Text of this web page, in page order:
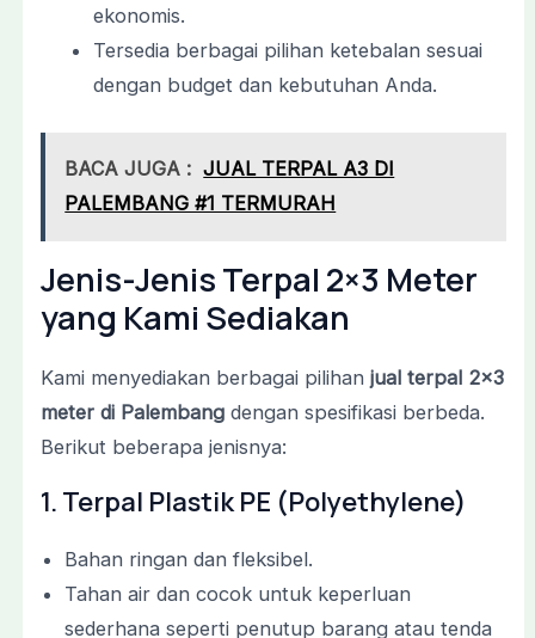
ekonomis.
Tersedia berbagai pilihan ketebalan sesuai
dengan budget dan kebutuhan Anda.
BACA JUGA : JUAL TERPAL A3 DI
PALEMBANG #1 TERMURAH
Jenis-Jenis Terpal 2×3 Meter
yang Kami Sediakan
Kami menyediakan berbagai pilihan jual terpal 2×3
meter di Palembangdengan spesifikasi berbeda.
Berikut beberapa jenisnya:
1. Terpal Plastik PE (Polyethylene)
Bahan ringan dan fleksibel.
Tahan air dan cocok untuk keperluan
sederhana seperti penutup barang atau tenda